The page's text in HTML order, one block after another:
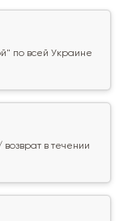
по всей Украине
в течении